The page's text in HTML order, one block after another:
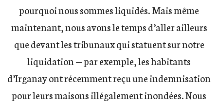
pourquoi nous sommes liquidés. Mais même
maintenant, nous avons le temps d’aller ailleurs
que devant les tribunaux qui statuent sur notre
liquidation — par exemple, les habitants
d’Irganay ont récemment reçu une indemnisation
pour leurs maisons illégalement inondées. Nous